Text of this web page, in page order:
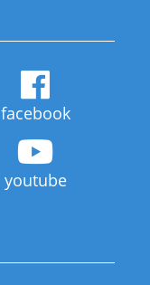
facebook
youtube